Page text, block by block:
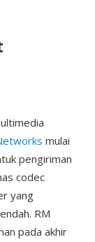
mulai
pengiriman
codec
yang
RM
pada akhir